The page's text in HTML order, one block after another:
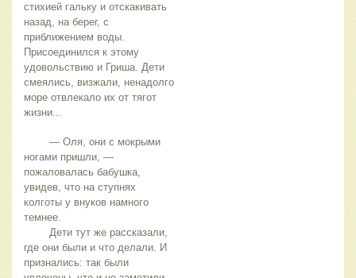
стихией гальку и отскакивать
назад, на берег, с
приближением воды.
Присоединился к этому
удовольствию и Гриша. Дети
смеялись, визжали, ненадолго
море отвлекало их от тягот
жизни...
ногами пришли, —
пожаловалась бабушка,
увидев, что на ступнях
колготы у внуков намного
темнее.
где они были и что делали. И
признались: так были